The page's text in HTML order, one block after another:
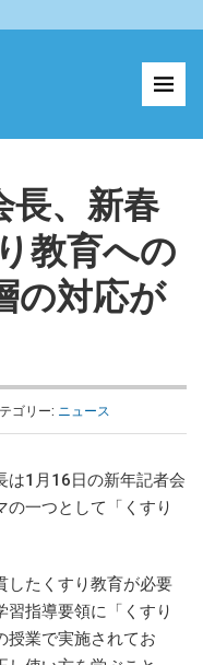
長、新春
教育への
の対応が
ゴリー: ニュース
は1月16日の新年記者会
の一つとして「くすり
たくすり教育が必要
習指導要領に「くすり
授業で実施されてお